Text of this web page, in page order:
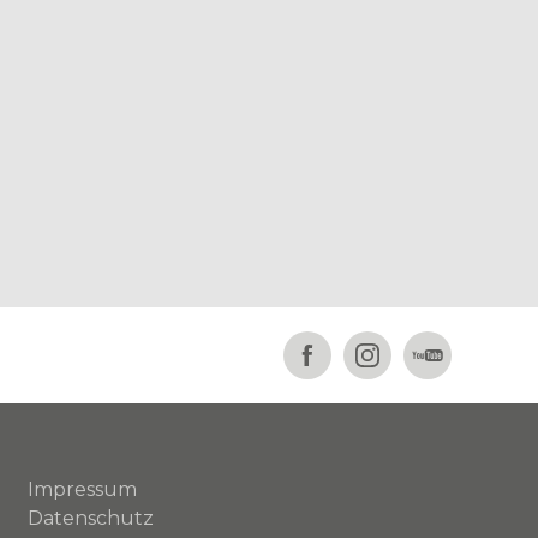
Impressum
Datenschutz